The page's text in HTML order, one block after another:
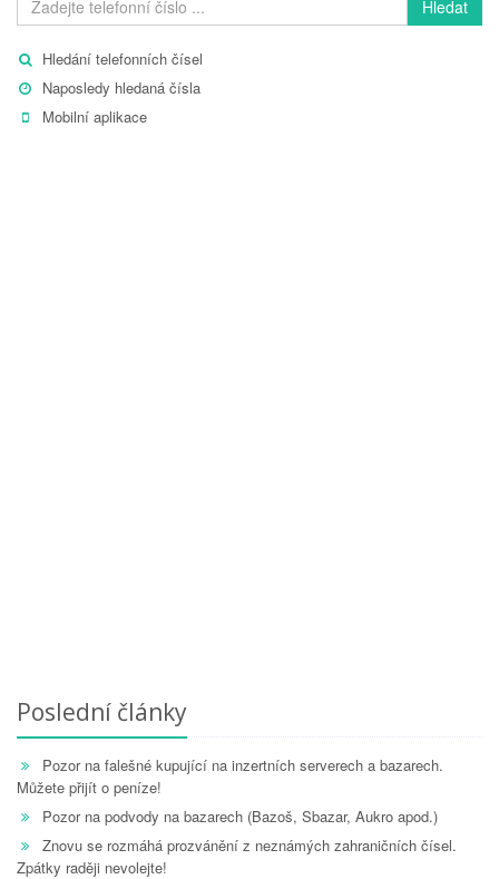
Hledat
Hledání telefonních čísel
Naposledy hledaná čísla
Mobilní aplikace
Poslední články
Pozor na falešné kupující na inzertních serverech a bazarech.
Můžete přijít o peníze!
Pozor na podvody na bazarech (Bazoš, Sbazar, Aukro apod.)
Znovu se rozmáhá prozvánění z neznámých zahraničních čísel.
Zpátky raději nevolejte!